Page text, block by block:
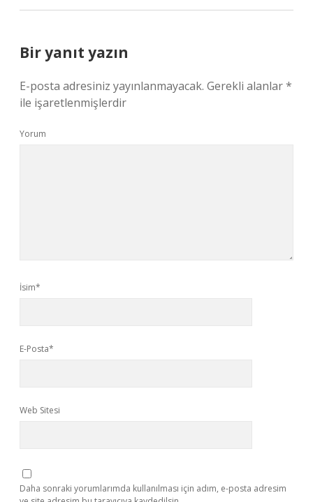
Bir yanıt yazın
E-posta adresiniz yayınlanmayacak. Gerekli alanlar*
ile işaretlenmişlerdir
Yorum
İsim*
E-Posta*
Web Sitesi
Daha sonraki yorumlarımda kullanılması için adım, e-posta adresim